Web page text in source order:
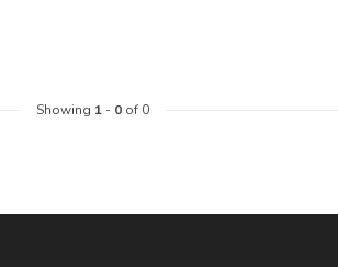
Showing 1- 0of 0